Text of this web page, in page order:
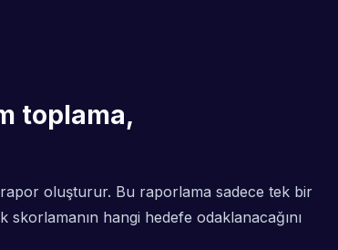
toplama,
rapor oluşturur. Bu raporlama sadece tek bir
hangi hedefe odaklanacağını